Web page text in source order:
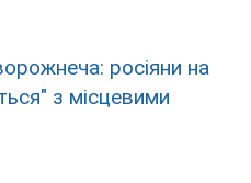
росіяни на
з місцевими